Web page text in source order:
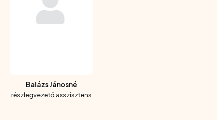
Balázs Jánosné
részlegvezető asszisztens